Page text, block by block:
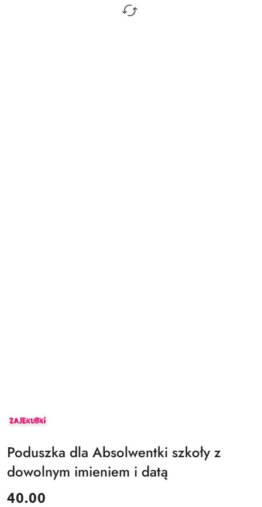
ZAJEKUBKI
Poduszka dla Absolwentki szkoły z
dowolnym imieniem i datą
cena:
40.00